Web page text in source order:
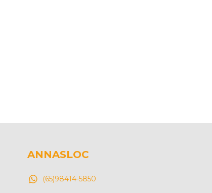
ANNASLOC
(65)98414-5850